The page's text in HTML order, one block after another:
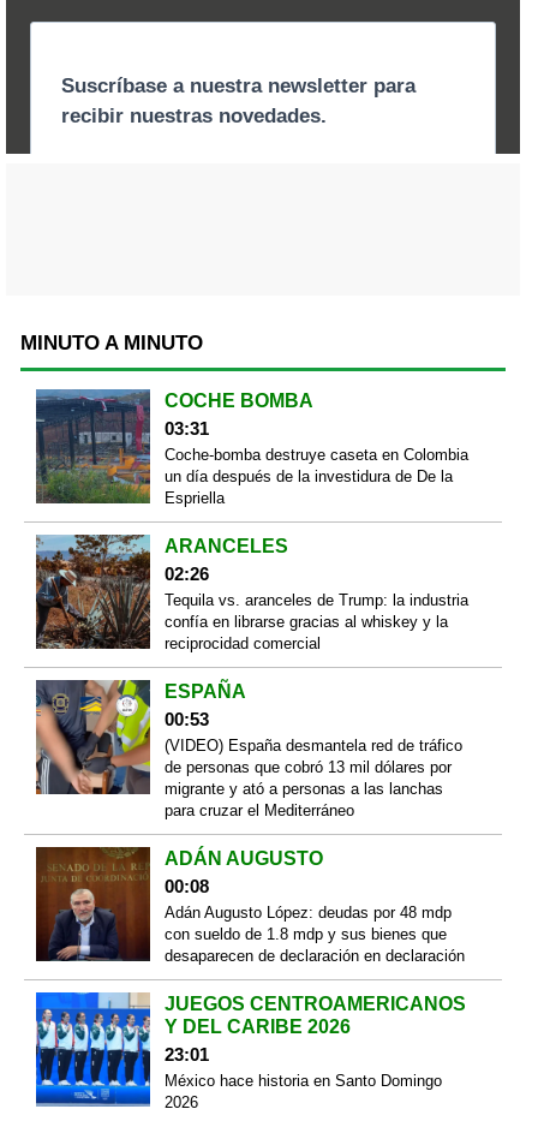
MINUTO A MINUTO
COCHE BOMBA
03:31
Coche-bomba destruye caseta en Colombia
un día después de la investidura de De la
Espriella
ARANCELES
02:26
Tequila vs. aranceles de Trump: la industria
confía en librarse gracias al whiskey y la
reciprocidad comercial
ESPAÑA
00:53
(VIDEO) España desmantela red de tráfico
de personas que cobró 13 mil dólares por
migrante y ató a personas a las lanchas
para cruzar el Mediterráneo
ADÁN AUGUSTO
00:08
Adán Augusto López: deudas por 48 mdp
con sueldo de 1.8 mdp y sus bienes que
desaparecen de declaración en declaración
JUEGOS CENTROAMERICANOS
Y DEL CARIBE 2026
23:01
México hace historia en Santo Domingo
2026